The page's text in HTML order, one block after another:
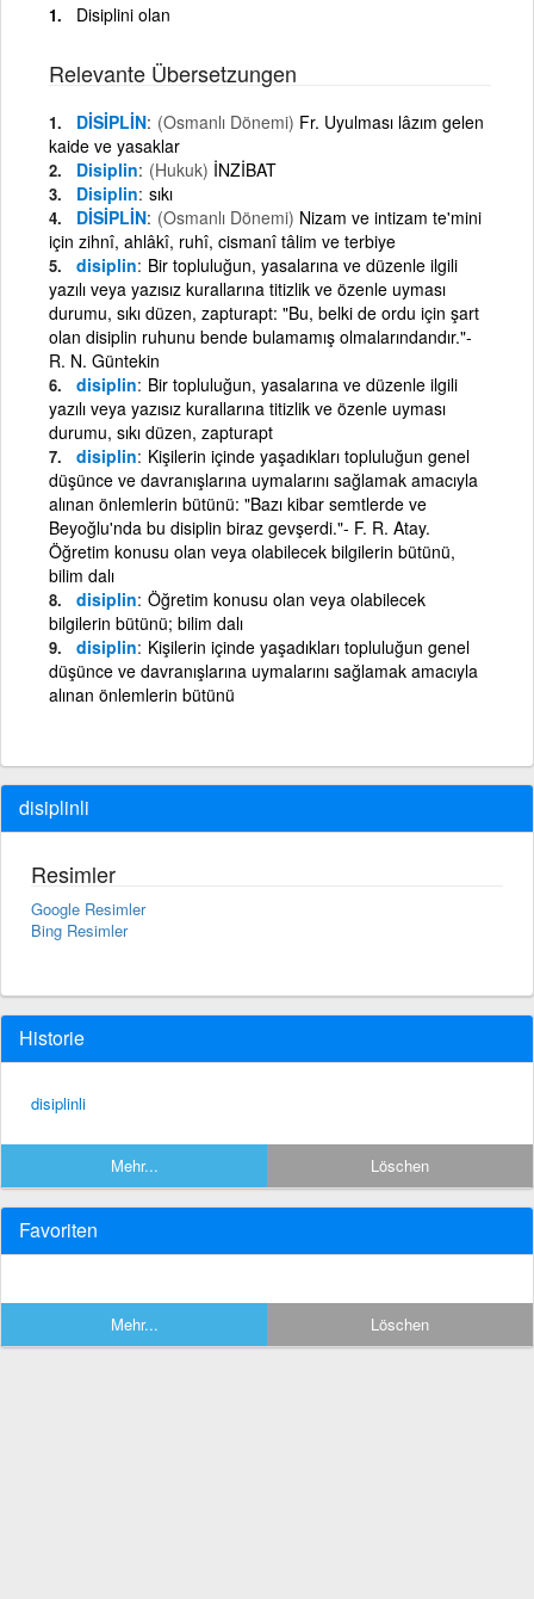
Disiplini olan
Relevante Übersetzungen
DİSİPLİN (Osmanlı Dönemi) Fr. Uyulması lâzım gelen
kaide ve yasaklar
Disiplin (Hukuk) İNZİBAT
Disiplin sıkı
DİSİPLİN (Osmanlı Dönemi) Nizam ve intizam te'mini
için zihnî, ahlâkî, ruhî, cismanî tâlim ve terbiye
disiplin Bir topluluğun, yasalarına ve düzenle ilgili
yazılı veya yazısız kurallarına titizlik ve özenle uyması
durumu, sıkı düzen, zapturapt: "Bu, belki de ordu için şart
olan disiplin ruhunu bende bulamamış olmalarındandır."-
R. N. Güntekin
disiplin Bir topluluğun, yasalarına ve düzenle ilgili
yazılı veya yazısız kurallarına titizlik ve özenle uyması
durumu, sıkı düzen, zapturapt
disiplin Kişilerin içinde yaşadıkları topluluğun genel
düşünce ve davranışlarına uymalarını sağlamak amacıyla
alınan önlemlerin bütünü: "Bazı kibar semtlerde ve
Beyoğlu'nda bu disiplin biraz gevşerdi."- F. R. Atay.
Öğretim konusu olan veya olabilecek bilgilerin bütünü,
bilim dalı
disiplin Öğretim konusu olan veya olabilecek
bilgilerin bütünü; bilim dalı
disiplin Kişilerin içinde yaşadıkları topluluğun genel
düşünce ve davranışlarına uymalarını sağlamak amacıyla
alınan önlemlerin bütünü
disiplinli
Resimler
Google Resimler
Bing Resimler
Historie
disiplinli
Mehr... Löschen
Favoriten
Mehr... Löschen